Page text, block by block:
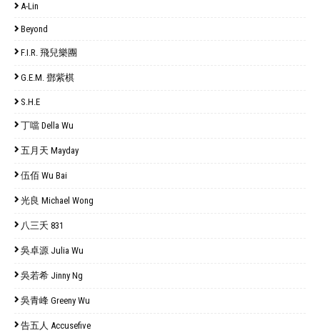
A-Lin
Beyond
F.I.R. 飛兒樂團
G.E.M. 鄧紫棋
S.H.E
丁噹 Della Wu
五月天 Mayday
伍佰 Wu Bai
光良 Michael Wong
八三夭 831
吳卓源 Julia Wu
吳若希 Jinny Ng
吳青峰 Greeny Wu
告五人 Accusefive